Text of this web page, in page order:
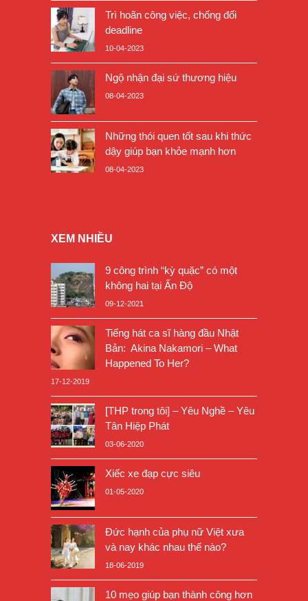
Trì hoãn công việc, chống đối
deadline
10-04-2023
Ngộ nhận đại sứ thương hiệu
08-04-2023
Những thói quen tốt sau khi thức
dậy giúp bạn khỏe mạnh hơn
08-04-2023
XEM NHIỀU
9 công trình “kỳ quặc” có một
không hai tại Ấn Độ
09-12-2021
Tiếng hát ca sĩ hàng đầu Nhật
Bản: Akina Nakamori – What
Happened To Her?
17-12-2019
[THP trong tôi] – Yêu Nghề – Yêu
Tân Hiệp Phát
03-06-2020
Xiếc xe đạp cực siêu
01-05-2020
Đức hạnh của phụ nữ Việt xưa
và nay khác nhau thế nào?
18-06-2019
10 mẹo giúp bạn thành công hơn